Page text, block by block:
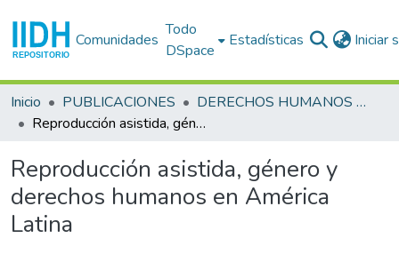
Comunidades
Todo
DSpace
Estadísticas Iniciar
Inicio PUBLICACIONES
DERECHOS HUMANOS DE LAS MUJERES
Reproducción asistida, género y derechos humanos en América Latina
Reproducción asistida, género y
derechos humanos en América
Latina